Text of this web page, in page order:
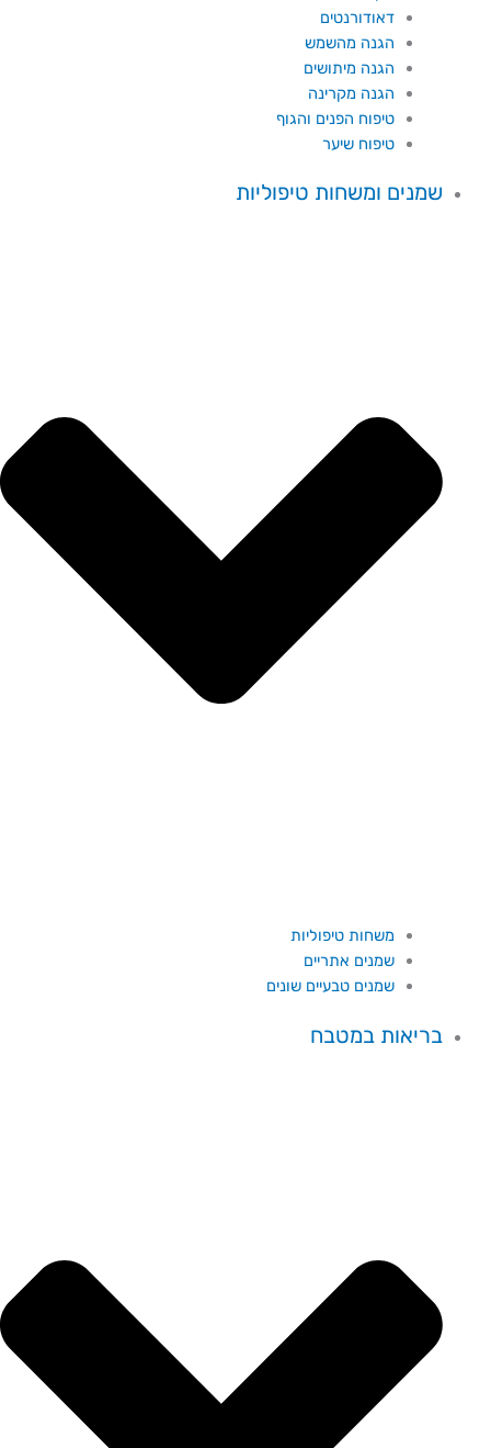
דאודורנטים
הגנה מהשמש
הגנה מיתושים
הגנה מקרינה
טיפוח הפנים והגוף
טיפוח שיער
שמנים ומשחות טיפוליות
משחות טיפוליות
שמנים אתריים
שמנים טבעיים שונים
בריאות במטבח